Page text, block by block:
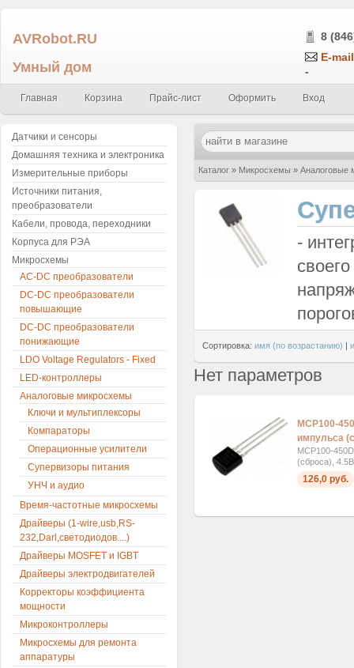
AVRobot.RU
Умный дом
8
E-
-
Главная Корзина Прайс-лист Оформить Вход
Каталог » Микросхемы » Аналоговые
-
Сортировка: имя (по возрастанию) |
Нет параметров
MCP100-
импульса
MCP100-
(сброса),
126,0 руб.
Датчики и сенсоры
Домашняя техника и электроника
Измерительные приборы
Источники питания,
преобразователи
Кабели, провода, переходники
Корпуса для РЭА
Микросхемы
AC-DC преобразователи
DC-DC преобразователи
повышающие
DC-DC преобразователи
понижающие
LDO Voltage Regulators - Fixed
LED-контроллеры
Аналоговые микросхемы
Ключи и мультиплексоры
Компараторы
Операционные усилители
Супервизоры питания
УНЧ и аудио
Время-частотные микросхемы
Драйверы (1-wire,usb,RS-
232,Darl,светодиодов....)
Драйверы MOSFET и IGBT
Драйверы электродвигателей
Корректоры коэффициента
мощности
Микроконтроллеры
Микросхемы для ремонта
аппаратуры